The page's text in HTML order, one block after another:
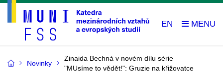
EN
Novinky
Zinaida Bechná v novém dílu série
"MUsíme to vědět!": Gruzie na křižovatce